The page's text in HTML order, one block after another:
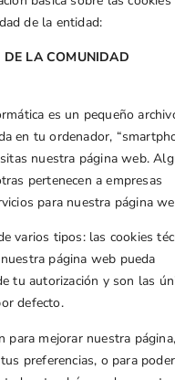
de la entidad:
DE LA COMUNIDAD
es un pequeño
en tu ordenador,
nuestra página web.
pertenecen a empresas
para nuestra página
varios tipos: las cookies
página web pueda
tu autorización y son las
defecto.
para mejorar nuestra
preferencias, o para poder
LinkedIn
Email